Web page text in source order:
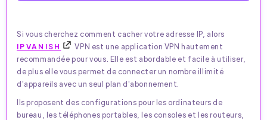
Si vous cherchez comment cacher votre adresse IP, alors
IPVANISH
VPN est une application VPN hautement
recommandée pour vous. Elle est abordable et facile à utiliser,
de plus elle vous permet de connecter un nombre illimité
d'appareils avec un seul plan d'abonnement.
Ils proposent des configurations pour les ordinateurs de
bureau, les téléphones portables, les consoles et les routeurs,